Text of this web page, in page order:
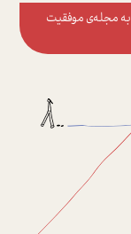
مجله‌ی موفقیت